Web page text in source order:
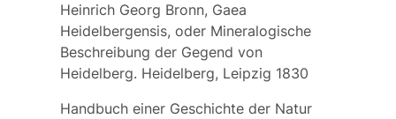
Heinrich Georg Bronn, Gaea
Heidelbergensis, oder Mineralogische
Beschreibung der Gegend von
Heidelberg. Heidelberg, Leipzig 1830
Handbuch einer Geschichte der Natur